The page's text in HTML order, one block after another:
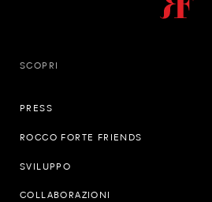
SCOPRI
PRESS
ROCCO FORTE FRIENDS
SVILUPPO
COLLABORAZIONI